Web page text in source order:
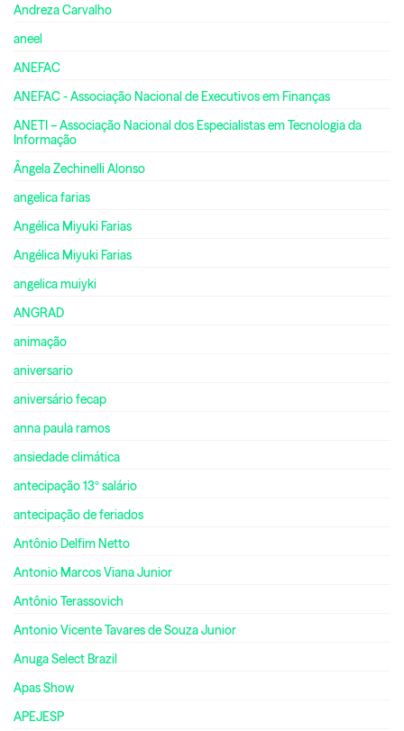
Andreza Carvalho
aneel
ANEFAC
ANEFAC - Associação Nacional de Executivos em Finanças
ANETI – Associação Nacional dos Especialistas em Tecnologia da
Informação
Ângela Zechinelli Alonso
angelica farias
Angélica Miyuki Farias
Angélica Miyuki Farias
angelica muiyki
ANGRAD
animação
aniversario
aniversário fecap
anna paula ramos
ansiedade climática
antecipação 13º salário
antecipação de feriados
Antônio Delfim Netto
Antonio Marcos Viana Junior
Antônio Terassovich
Antonio Vicente Tavares de Souza Junior
Anuga Select Brazil
Apas Show
APEJESP